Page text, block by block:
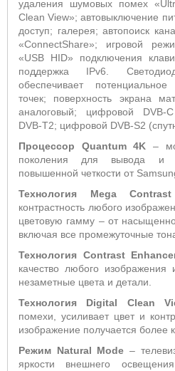
удаления шумовых помех
Clean View»; автовыключение
доступ; галерея; автопоиск
«ConnectShare»; игровой
«USB HID» подключения
поддержка IPv6.
обеспечивает
точек; поверхность экрана
аналоговый; цифровой DVB-
DVB-T2; цифровой DVB-S2
Процессор Quantum 4K –
поколения для вывода и
повышенной четкости от
Технология Mega Contrast
контрастность любого
цветовую гамму – от
включая все промежуточные
Технология Contrast
качество любого
незаметные цвета и детали.
Технология Digital Clean
помехи, усиливает цвет и
изображение получается более
Режим Natural Mode –
яркости внешнего